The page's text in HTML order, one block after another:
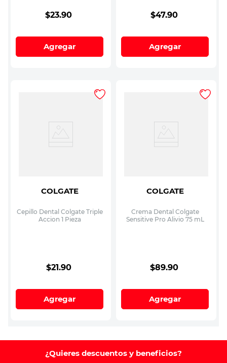
$23.90
Agregar
$47.90
Agregar
COLGATE
Cepillo Dental Colgate Triple
Accion 1 Pieza
$21.90
Agregar
COLGATE
Crema Dental Colgate
Sensitive Pro Alivio 75 mL
$89.90
Agregar
¿Quieres descuentos y beneficios?